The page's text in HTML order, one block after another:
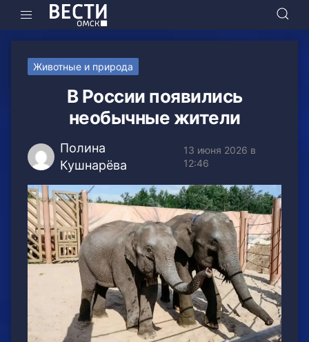
Животные и природа
В России появились
необычные жители
Полина
Кушнарёва
13 июня 2026 в
12:46